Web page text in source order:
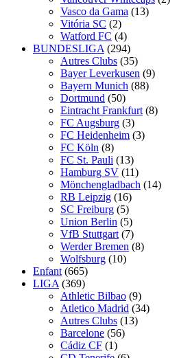
Vasco da Gama (13)
Vitória SC (2)
Watford FC (4)
BUNDESLIGA (294)
Autres Clubs (35)
Bayer Leverkusen (9)
Bayern Munich (88)
Dortmund (50)
Eintracht Frankfurt (8)
FC Augsburg (3)
FC Heidenheim (3)
FC Köln (8)
FC St. Pauli (13)
Hamburg SV (11)
Mönchengladbach (14)
RB Leipzig (16)
SC Freiburg (5)
Union Berlin (5)
VfB Stuttgart (7)
Werder Bremen (8)
Wolfsburg (10)
Enfant (665)
LIGA (369)
Athletic Bilbao (9)
Atletico Madrid (34)
Autres Clubs (13)
Barcelone (56)
Cádiz CF (1)